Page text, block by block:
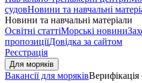
судовНовини та навчальні
Новини та навчальні матеріали
Освітні статтіМорські новини
пропозиціїДовідка за сайтом
Реєстрація
Для моряків
Вакансії для моряків